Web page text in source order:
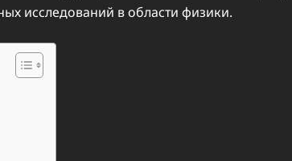
исследований в области физики.